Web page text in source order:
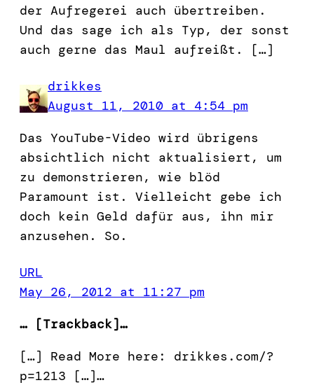
der Aufregerei auch übertreiben.
Und das sage ich als Typ, der sonst
auch gerne das Maul aufreißt. […]
drikkes
August 11, 2010 at 4:54 pm
Das YouTube-Video wird übrigens
absichtlich nicht aktualisiert, um
zu demonstrieren, wie blöd
Paramount ist. Vielleicht gebe ich
doch kein Geld dafür aus, ihn mir
anzusehen. So.
URL
May 26, 2012 at 11:27 pm
… [Trackback]…
[…] Read More here: drikkes.com/?
p=1213 […]…